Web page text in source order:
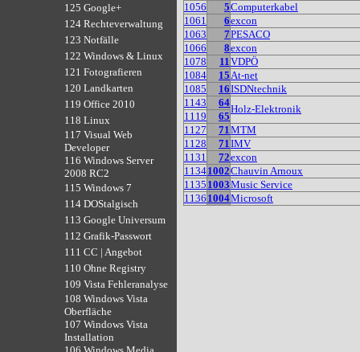
125 Google+
124 Rechteverwaltung
123 Notfälle
122 Windows & Linux
121 Fotografieren
120 Landkarten
119 Office 2010
118 Linux
117 Visual Web
Developer
116 Windows Server
2008 RC2
115 Windows 7
114 DOStalgisch
113 Google Universum
112 Grafik-Passwort
111 CC | Angebot
110 Ohne Registry
109 Vista Fehleranalyse
108 Windows Vista
Oberfläche
107 Windows Vista
Installation
1056
5Computerkabel
1061
6excon
1063
7PESACO
1066
8excon
1078
11VDPÖ
1084
15At-net
1085
16ISDNtechnik
1143
64
Holz-Elektronik
1119
65
1127
71MTM
1128
71IMV
1131
72excon
11341002Chauvin Arnoux
1135 1003Music Service
1136 1004Microsoft